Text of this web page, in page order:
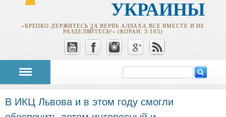
УКРАИНЫ
«КРЕПКО ДЕРЖИТЕСЬ ЗА ВЕРВЬ АЛЛАХА ВСЕ ВМЕСТЕ И НЕ
РАЗДЕЛЯЙТЕСЬ!» (КОРАН, 3:103)
Форма поиска
В ИКЦ Львова и в этом году смогли